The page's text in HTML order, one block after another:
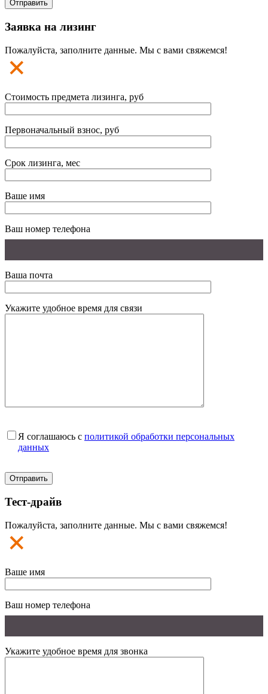
Заявка на лизинг
Пожалуйста, заполните данные. Мы с вами свяжемся!
Стоимость предмета лизинга, руб
Первоначальный взнос, руб
Срок лизинга, мес
Ваше имя
Ваш номер телефона
Ваша почта
Укажите удобное время для связи
Я соглашаюсь с политикой обработки персональных
данных
Тест-драйв
Пожалуйста, заполните данные. Мы с вами свяжемся!
Ваше имя
Ваш номер телефона
Укажите удобное время для звонка